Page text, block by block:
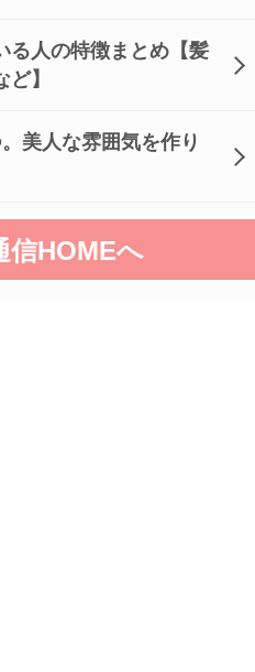
る人の特徴まとめ【髪
】
美人な雰囲気を作り
信HOMEへ